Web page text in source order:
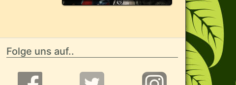
Folge uns auf..